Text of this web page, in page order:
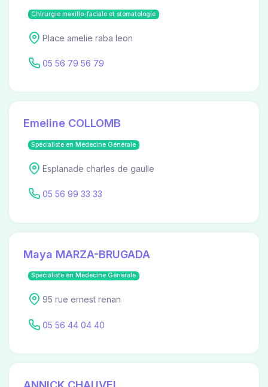
Chirurgie maxillo-faciale et stomatologie
Place amelie raba leon
05 56 79 56 79
Emeline COLLOMB
Spécialiste en Médecine Générale
Esplanade charles de gaulle
05 56 99 33 33
Maya MARZA-BRUGADA
Spécialiste en Médecine Générale
95 rue ernest renan
05 56 44 04 40